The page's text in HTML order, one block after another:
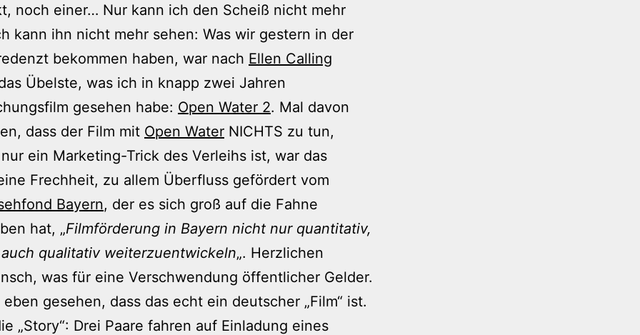
noch einer… Nur kann ich den Scheiß nicht mehr
kann ihn nicht mehr sehen: Was wir gestern in der
bekommen haben, war nach Ellen Calling
Übelste, was ich in knapp zwei Jahren
gesehen habe: Open Water 2. Mal davon
dass der Film mit Open Water NICHTS zu tun,
ein Marketing-Trick des Verleihs ist, war das
Frechheit, zu allem Überfluss gefördert vom
Bayern, der es sich groß auf die Fahne
hat, „Filmförderung in Bayern nicht nur quantitativ,
qualitativ weiterzuentwickeln„. Herzlichen
was für eine Verschwendung öffentlicher Gelder.
gesehen, dass das echt ein deutscher „Film“ ist.
„Story“: Drei Paare fahren auf Einladung eines